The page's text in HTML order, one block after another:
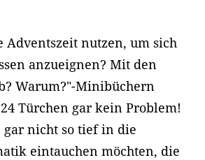
Adventszeit nutzen, um sich
anzueignen? Mit den
Warum?"-Minibüchern
Türchen gar kein Problem!
nicht so tief in die
eintauchen möchten, die